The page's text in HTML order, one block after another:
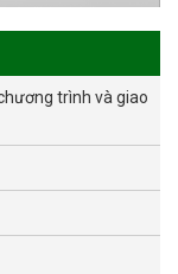
trình và giao